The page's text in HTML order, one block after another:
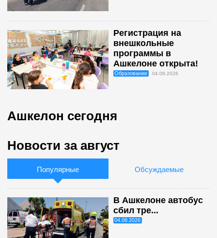
Регистрация на
внешкольные
программы в
Ашкелоне открыта!
Образование 04.08.2026
Ашкелон сегодня
Новости за август
Популярные Обсуждаемые
В Ашкелоне автобус
сбил тре...
04.08.2026